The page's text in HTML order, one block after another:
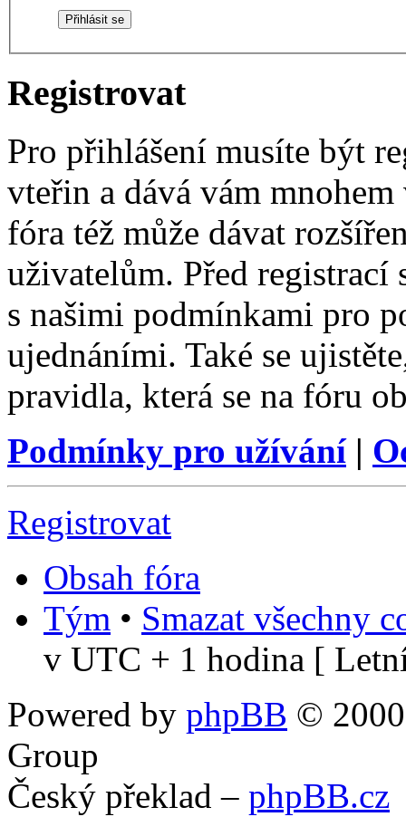
Registrovat
Pro přihlášení musíte být
vteřin a dává vám
fóra též může dávat
uživatelům. Před registrací
s našimi podmínkami pro
ujednáními. Také se
pravidla, která se na fóru
Podmínky pro užívání|
Registrovat
Obsah fóra
Tým • Smazat všechny
v UTC + 1 hodina [
Powered by phpBB ©
Group
Český překlad – phpBB.cz